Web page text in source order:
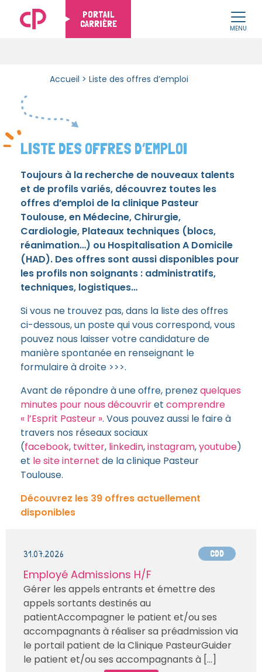
PORTAIL
CARRIÈRE
MENU
Accueil > Liste des offres d’emploi
LISTE DES OFFRES D’EMPLOI
Toujours à la recherche de nouveaux talents
et de profils variés, découvrez toutes les
offres d’emploi de la clinique Pasteur
Toulouse, en Médecine, Chirurgie,
Cardiologie, Plateaux techniques (blocs,
réanimation…) ou Hospitalisation A Domicile
(HAD). Des offres sont aussi disponibles pour
les profils non soignants : administratifs,
techniques, logistiques…
Si vous ne trouvez pas, dans la liste des offres
ci-dessous, un poste qui vous correspond, vous
pouvez nous laisser votre candidature de
manière spontanée en renseignant le
formulaire à droite >>>.
Avant de répondre à une offre, prenez quelques
minutes pour nous découvriret comprendre
« l’Esprit Pasteur ». Vous pouvez aussi le faire à
travers nos réseaux sociaux
(facebook, twitter, linkedin,instagram,youtube)
et le site internet de la clinique Pasteur
Toulouse.
Découvrez les 39 offres actuellement
disponibles
31.07.2026 CDD
Employé Admissions H/F
Gérer les appels entrants et émettre des
appels sortants destinés au
patientAccompagner le patient et/ou ses
accompagnants à réaliser sa préadmission via
le portail patient de la Clinique PasteurGuider
le patient et/ou ses accompagnants à [...]